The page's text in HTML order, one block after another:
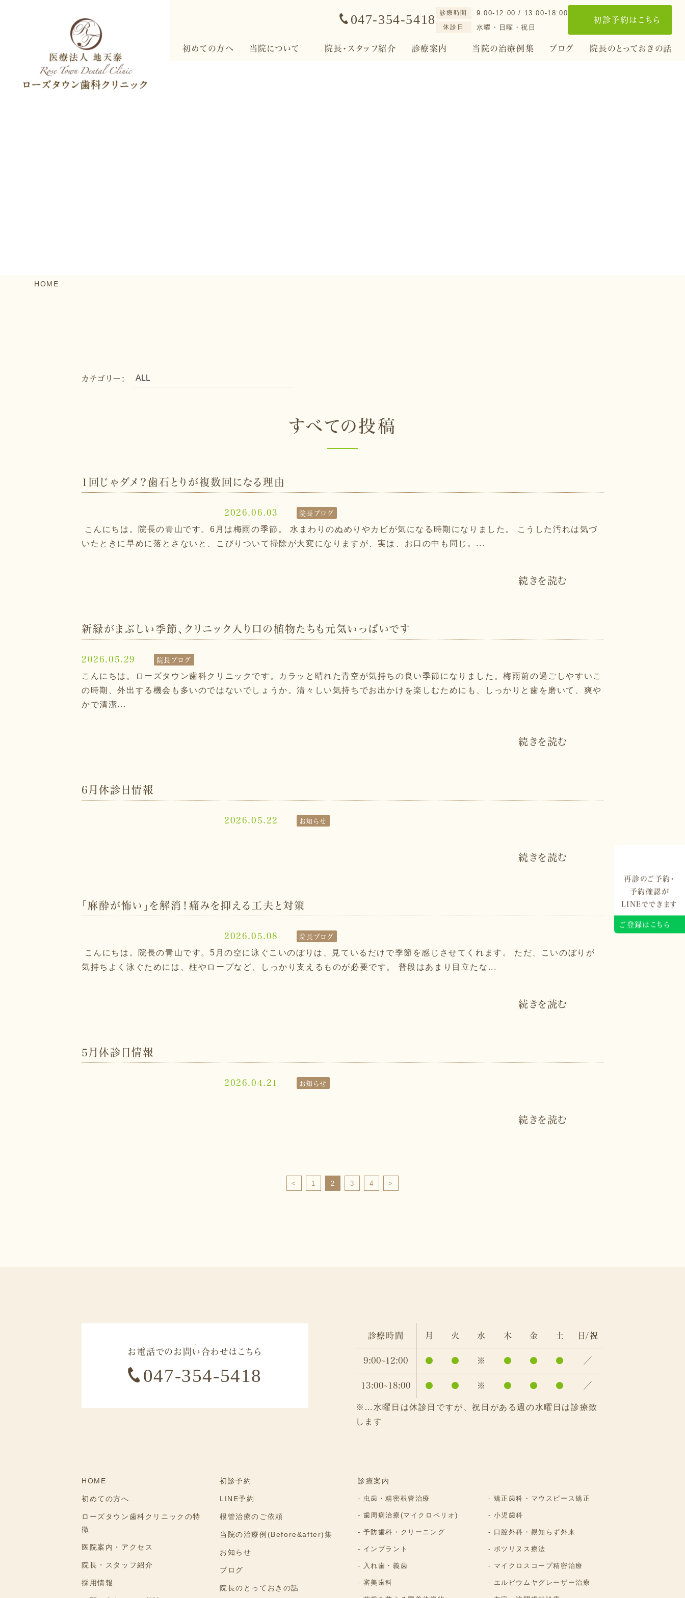
047-354-5418 診療時間 9:00-12:00 / 13:00-18:00
休診日 水曜・日曜・祝日
初診予約はこちら
初めての方へ 当院について 院長・スタッフ紹介 診療案内 当院の治療例集 ブログ 院長のとっておきの話
HOME
カテゴリー:
すべての投稿
1回じゃダメ？歯石とりが複数回になる理由
2026.06.03 院長ブログ
こんにちは。院長の青山です。6月は梅雨の季節。 水まわりのぬめりやカビが気になる時期になりました。 こうした汚れは気づ
いたときに早めに落とさないと、こびりついて掃除が大変になりますが、実は、お口の中も同じ。...
続きを読む
新緑がまぶしい季節、クリニック⼊り⼝の植物たちも元気いっぱいです
2026.05.29 院長ブログ
こんにちは。ローズタウン歯科クリニックです。カラッと晴れた青空が気持ちの良い季節になりました。梅雨前の過ごしやすいこ
の時期、外出する機会も多いのではないでしょうか。清々しい気持ちでお出かけを楽しむためにも、しっかりと歯を磨いて、爽や
かで清潔...
続きを読む
6月休診日情報
2026.05.22 お知らせ
続きを読む
「麻酔が怖い」を解消！痛みを抑える工夫と対策
2026.05.08 院長ブログ
こんにちは。院長の青山です。5月の空に泳ぐこいのぼりは、見ているだけで季節を感じさせてくれます。 ただ、こいのぼりが
気持ちよく泳ぐためには、柱やロープなど、しっかり支えるものが必要です。 普段はあまり目立たな...
続きを読む
5月休診日情報
2026.04.21 お知らせ
続きを読む
< 1 2 3 4 >
お電話でのお問い合わせはこちら
047-354-5418
診療時間 月 火 水 木 金 土 日/祝
9:00~12:00 ● ● ※ ● ● ● ／
13:00~18:00 ● ● ※ ● ● ● ／
※…水曜日は休診日ですが、祝日がある週の水曜日は診療致
します
HOME
初めての方へ
ローズタウン歯科クリニックの特
徴
医院案内・アクセス
院長・スタッフ紹介
採用情報
初診予約
LINE予約
根管治療のご依頼
当院の治療例(Before&after)集
お知らせ
ブログ
院長のとっておきの話
診療案内
虫歯・精密根管治療
歯周病治療(マイクロペリオ)
予防歯科・クリーニング
インプラント
入れ歯・義歯
審美歯科
矯正歯科・マウスピース矯正
小児歯科
口腔外科・親知らず外来
ボツリヌス療法
マイクロスコープ精密治療
エルビウムヤグレーザー治療
再診のご予約・
予約確認が
LINEでできます
ご登録はこちら